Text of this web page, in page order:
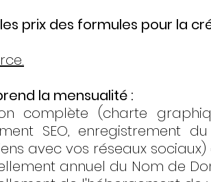
prix des formules pour la
la mensualité :
complète (charte
SEO, enregistrement
avec vos réseaux
annuel du Nom de